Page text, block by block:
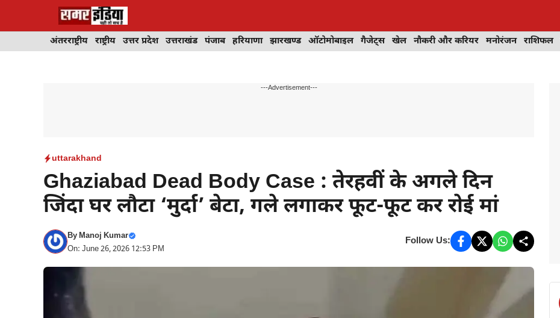
अंतरराष्ट्रीय राष्ट्रीय उत्तर प्रदेश उत्तराखंड पंजाब हरियाणा झारखण्ड ऑटोमोबाइल गैजेट्स खेल नौकरी और करियर मनोरंजन राशिफल
---Advertisement---
uttarakhand
Ghaziabad Dead Body Case : तेरहवीं के अगले दिन
जिंदा घर लौटा ‘मुर्दा’ बेटा, गले लगाकर फूट-फूट कर रोई मां
ByManoj Kumar
On: June 26, 2026 12:53 PM
Follow Us: